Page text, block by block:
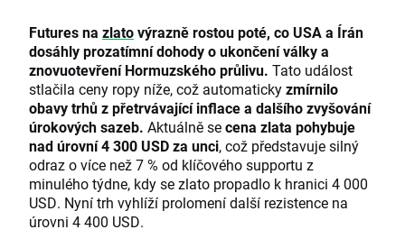
Futures na zlatovýrazně rostou poté, co USA a Írán
dosáhly prozatímní dohody o ukončení války a
znovuotevření Hormuzského průlivu. Tato událost
stlačila ceny ropy níže, což automatickyzmírnilo
obavy trhů z přetrvávající inflace a dalšího zvyšování
úrokových sazeb. Aktuálně secena zlata pohybuje
nad úrovní 4 300 USD za unci, což představuje silný
odraz o více než 7 % od klíčového supportu z
minulého týdne, kdy se zlato propadlo k hranici 4 000
USD. Nyní trh vyhlíží prolomení další rezistence na
úrovni 4 400 USD.